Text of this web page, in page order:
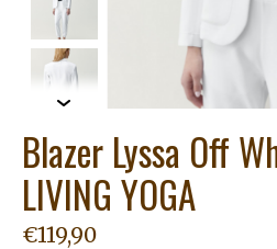
Blazer Lyssa Off
LIVING YOGA
€119,90